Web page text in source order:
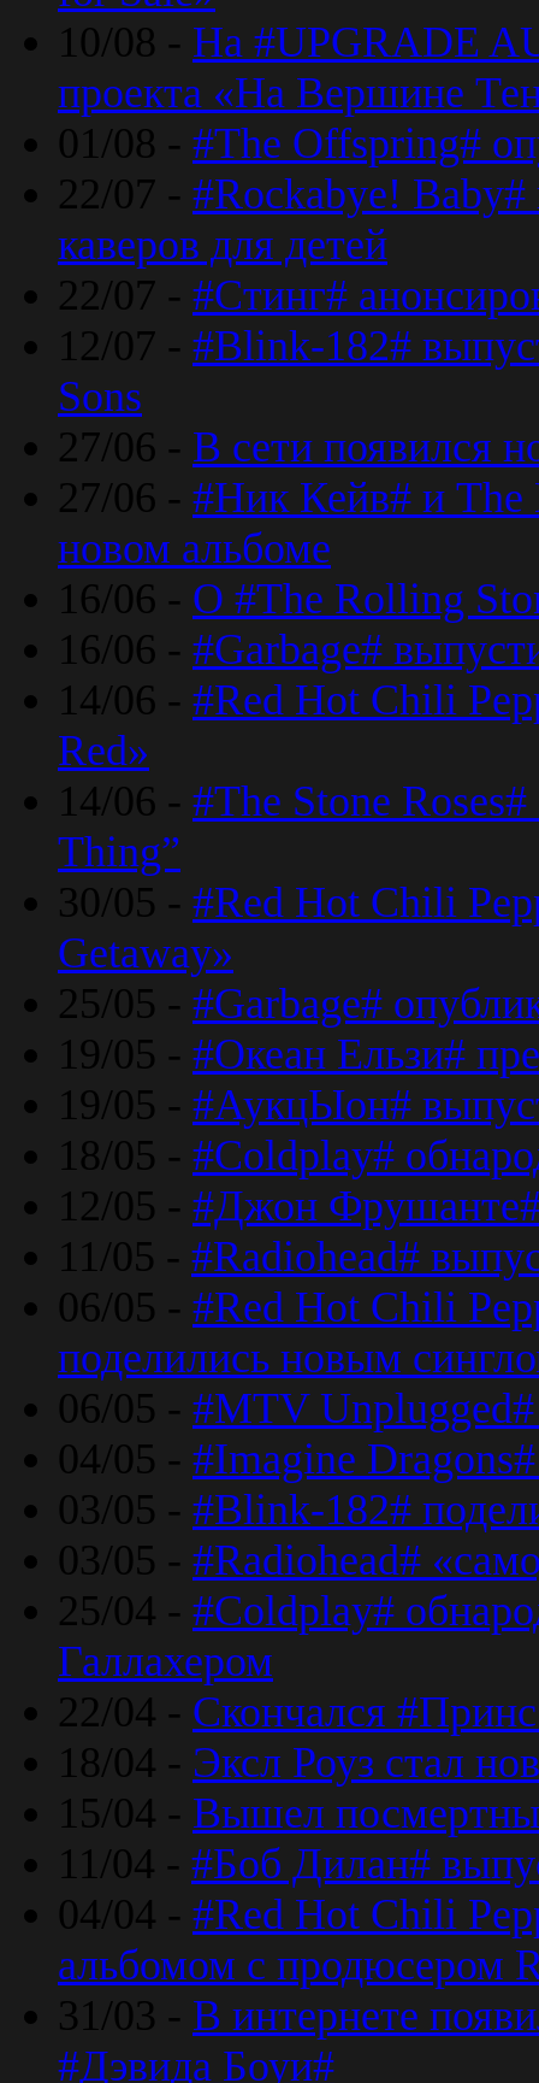
10/08 - На #UPGRADE
проекта «На Вершине
01/08 - #The Offspring#
22/07 - #Rockabye!
каверов для детей
22/07 - #Стинг#
12/07 - #Blink-182#
Sons
27/06 - В сети появился
27/06 - #Ник Кейв# и The
новом альбоме
16/06 - О #The Rolling
16/06 - #Garbage#
14/06 - #Red Hot Chili
Red»
14/06 - #The Stone
Thing”
30/05 - #Red Hot Chili
Getaway»
25/05 - #Garbage#
19/05 - #Океан Ельзи#
19/05 - #АукцЫон#
18/05 - #Coldplay#
12/05 - #Джон
11/05 - #Radiohead#
06/05 - #Red Hot Chili
поделились новым
06/05 - #MTV Unplugged#
04/05 - #Imagine
03/05 - #Blink-182#
03/05 - #Radiohead#
25/04 - #Coldplay#
Галлахером
22/04 - Скончался
18/04 - Эксл Роуз стал
15/04 - Вышел
11/04 - #Боб Дилан#
04/04 - #Red Hot Chili
альбомом с продюсером
31/03 - В интернете
#Дэвида Боуи#